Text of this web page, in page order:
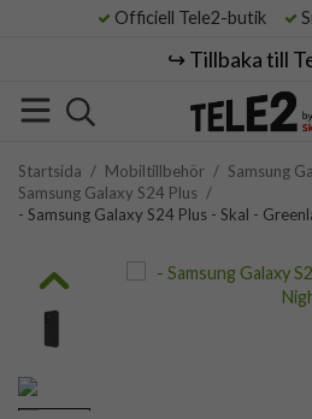
Officiell Tele2-butik
↪️ Tillbaka till
Startsida / Mobiltillbehör / Samsung
Samsung Galaxy S24 Plus /
- Samsung Galaxy S24 Plus - Skal -